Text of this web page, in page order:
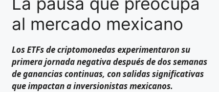
al mercado mexicano
Los ETFs de criptomonedas experimentaron su
primera jornada negativa después de dos semanas
de ganancias continuas, con salidas significativas
que impactan a inversionistas mexicanos.